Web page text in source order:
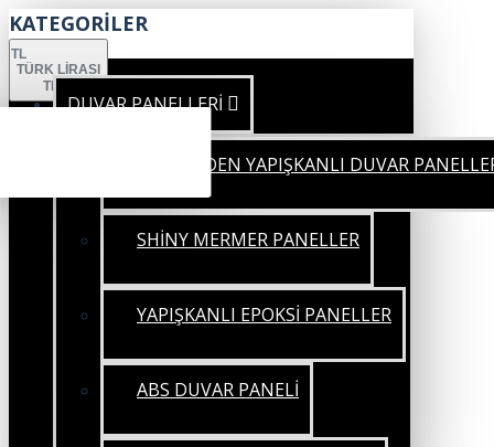
KATEGORİLER
TL
TÜRK LIRASI
TRY
DUVAR PANELLERİ
KENDİNDEN YAPIŞKANLI DUVAR
SHİNY MERMER PANELLER
YAPIŞKANLI EPOKSİ PANELLER
ABS DUVAR PANELİ